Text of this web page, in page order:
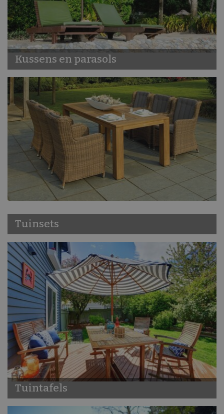
Kussens en parasols
Tuinsets
Tuintafels